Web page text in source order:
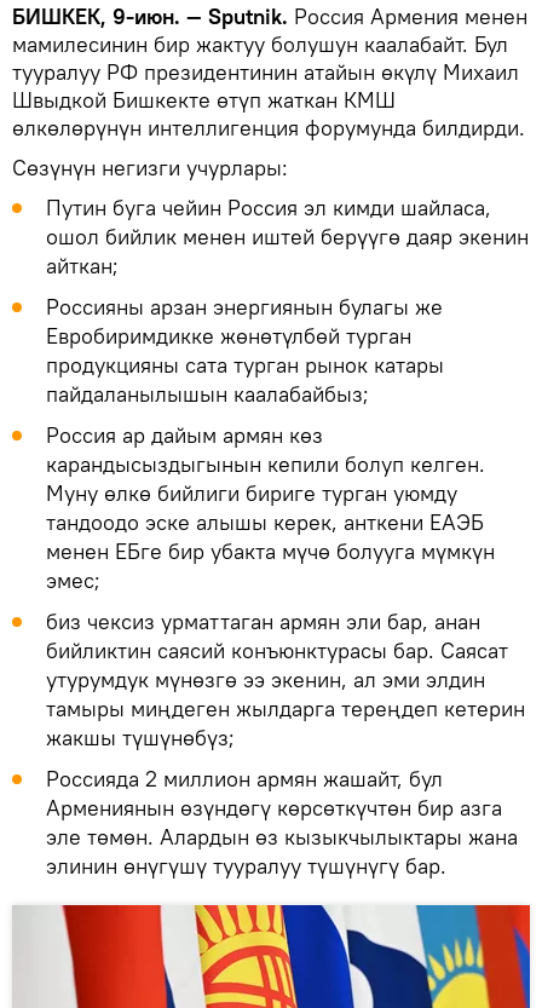
БИШКЕК, 9-июн. — Sputnik. Россия Армения менен
мамилесинин бир жактуу болушун каалабайт. Бул
тууралуу РФ президентинин атайын өкүлү Михаил
Швыдкой Бишкекте өтүп жаткан КМШ
өлкөлөрүнүн интеллигенция форумунда билдирди.
Сөзүнүн негизги учурлары:
Путин буга чейин Россия эл кимди шайласа,
ошол бийлик менен иштей берүүгө даяр экенин
айткан;
Россияны арзан энергиянын булагы же
Евробиримдикке жөнөтүлбөй турган
продукцияны сата турган рынок катары
пайдаланылышын каалабайбыз;
Россия ар дайым армян көз
карандысыздыгынын кепили болуп келген.
Муну өлкө бийлиги бириге турган уюмду
тандоодо эске алышы керек, анткени ЕАЭБ
менен ЕБге бир убакта мүчө болууга мүмкүн
эмес;
биз чексиз урматтаган армян эли бар, анан
бийликтин саясий конъюнктурасы бар. Саясат
утурумдук мүнөзгө ээ экенин, ал эми элдин
тамыры миңдеген жылдарга тереңдеп кетерин
жакшы түшүнөбүз;
Россияда 2 миллион армян жашайт, бул
Армениянын өзүндөгү көрсөткүчтөн бир азга
эле төмөн. Алардын өз кызыкчылыктары жана
элинин өнүгүшү тууралуу түшүнүгү бар.